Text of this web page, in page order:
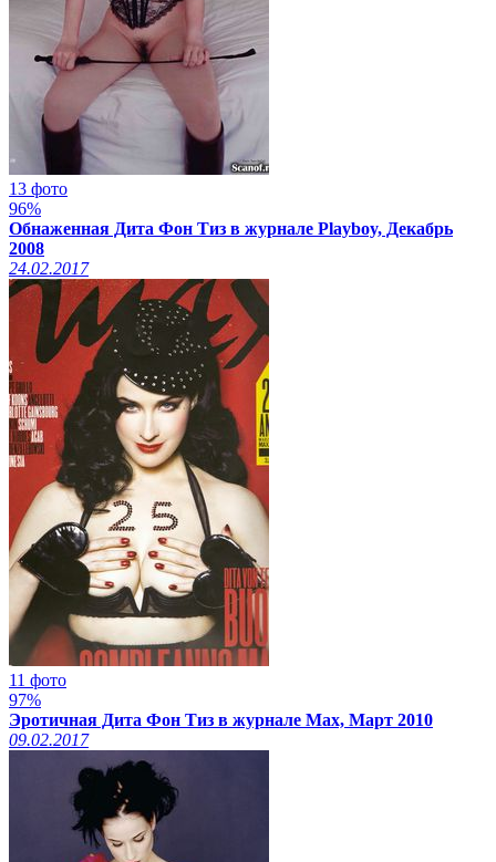
13 фото
96%
Обнаженная Дита Фон Тиз в журнале Playboy, Декабрь
2008
24.02.2017
11 фото
97%
Эротичная Дита Фон Тиз в журнале Max, Март 2010
09.02.2017